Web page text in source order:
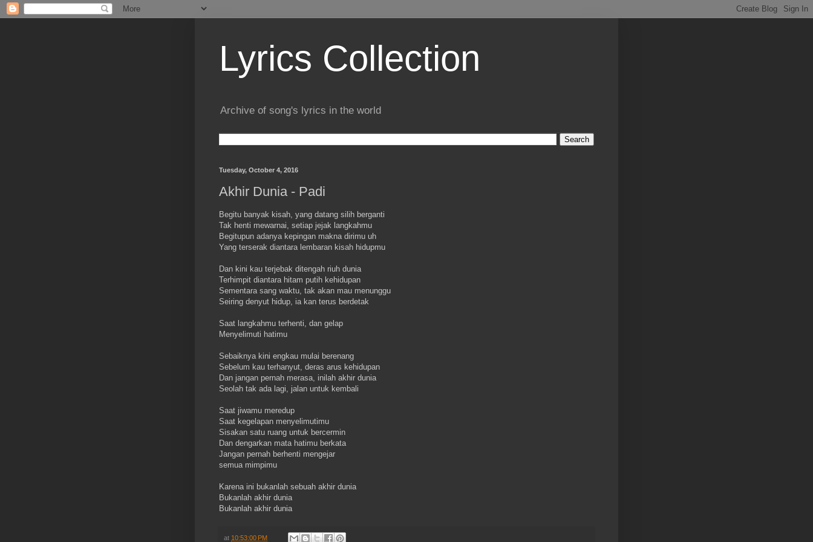
Lyrics Collection
Archive of song's lyrics in the world
Tuesday, October 4, 2016
Akhir Dunia - Padi
Begitu banyak kisah, yang datang silih berganti
Tak henti mewarnai, setiap jejak langkahmu
Begitupun adanya kepingan makna dirimu uh
Yang terserak diantara lembaran kisah hidupmu
Dan kini kau terjebak ditengah riuh dunia
Terhimpit diantara hitam putih kehidupan
Sementara sang waktu, tak akan mau menunggu
Seiring denyut hidup, ia kan terus berdetak
Saat langkahmu terhenti, dan gelap
Menyelimuti hatimu
Sebaiknya kini engkau mulai berenang
Sebelum kau terhanyut, deras arus kehidupan
Dan jangan pernah merasa, inilah akhir dunia
Seolah tak ada lagi, jalan untuk kembali
Saat jiwamu meredup
Saat kegelapan menyelimutimu
Sisakan satu ruang untuk bercermin
Dan dengarkan mata hatimu berkata
Jangan pernah berhenti mengejar
semua mimpimu
Karena ini bukanlah sebuah akhir dunia
Bukanlah akhir dunia
Bukanlah akhir dunia
at 10:53:00 PM